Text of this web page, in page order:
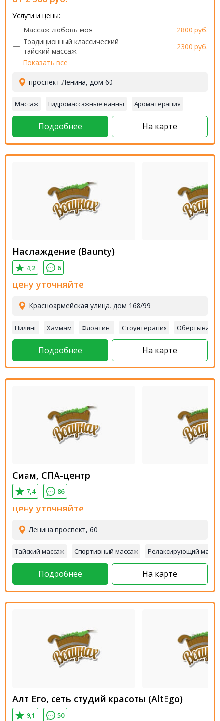
Услуги и цены:
Массаж любовь моя
2800 руб.
Традиционный классический
тайский массаж
2300 руб.
Показать все
проспект Ленина, дом 60
Массаж Гидромассажные ванны Ароматерапия
Подробнее На карте
Наслаждение (Baunty)
4,2 6
цену уточняйте
Красноармейская улица, дом 168/99
Пилинг Хаммам Флоатинг Стоунтерапия
Подробнее На карте
Сиам, СПА-центр
7,4 86
цену уточняйте
Ленина проспект, 60
Тайский массаж Спортивный массаж Релаксирующий
Подробнее На карте
Алт Его, сеть студий красоты (AltEgo)
9,1 50